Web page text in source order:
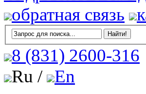
обратная связь
8 (831) 2600-316
Ru /
En